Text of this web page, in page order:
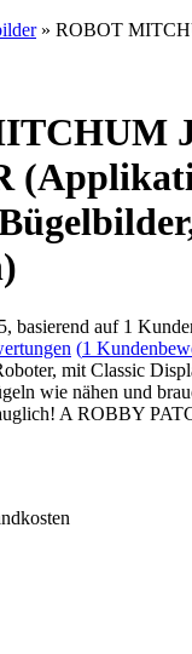
» ROBOT
basierend auf 1
(1
mit Classic
wie nähen und
A ROBBY